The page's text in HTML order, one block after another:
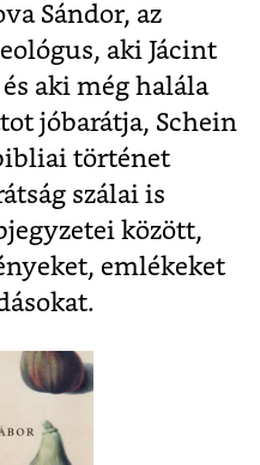
Sándor, az
aki Jácint
aki még halála
jóbarátja, Schein
történet
szálai is
között,
emlékeket